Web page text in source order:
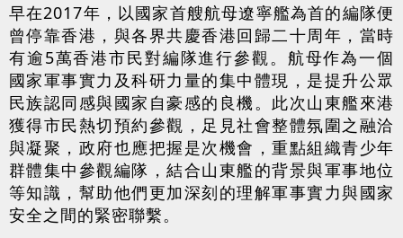
早在2017年，以國家首艘航母遼寧艦為首的編隊便
曾停靠香港，與各界共慶香港回歸二十周年，當時
有逾5萬香港市民對編隊進行參觀。航母作為一個
國家軍事實力及科研力量的集中體現，是提升公眾
民族認同感與國家自豪感的良機。此次山東艦來港
獲得市民熱切預約參觀，足見社會整體氛圍之融洽
與凝聚，政府也應把握是次機會，重點組織青少年
群體集中參觀編隊，結合山東艦的背景與軍事地位
等知識，幫助他們更加深刻的理解軍事實力與國家
安全之間的緊密聯繫。